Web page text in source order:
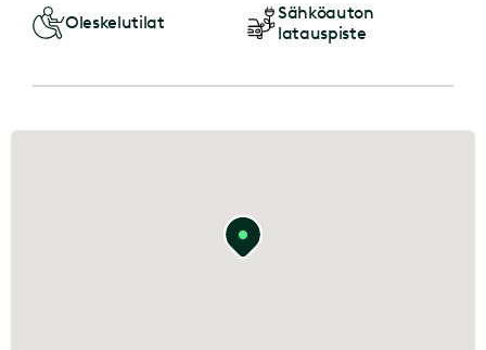
Oleskelutilat
Sähköauton
latauspiste